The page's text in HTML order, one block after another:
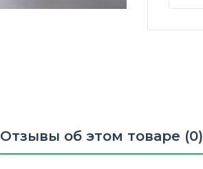
Отзывы об этом товаре (0)